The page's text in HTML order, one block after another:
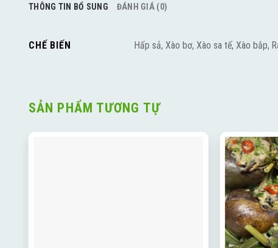
THÔNG TIN BỔ SUNG ĐÁNH GIÁ (0)
CHẾ BIẾN Hấp sả, Xào bơ, Xào sa tế, Xào bắp,
SẢN PHẨM TƯƠNG TỰ